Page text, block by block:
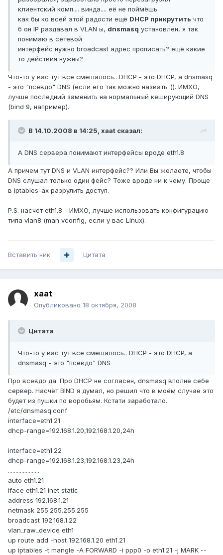
клиентский комп.... винда.... её не поймёшь
как бы ко всей этой радости ещё DHCP прикрутить что
б он IP раздавал в VLAN ы, dnsmasq установлен, я так
понимаю в сетевой
интерфейс нужно broadcast адрес прописать? ещё какие
то действия нужны?
Что-то у вас тут все смешалось.. DHCP - это DHCP, а dnsmasq
- это "псевдо" DNS (если его так можно назвать :)). ИМХО,
лучше последний заменить на нормальный кеширующий DNS
(bind 9, например).
В 14.10.2008 в 14:25, xaat сказал:
А DNS сервера понимают интерфейсы вроде eth1.8
А причем тут DNS и VLAN интерфейс?? Или Вы желаете, чтобы
DNS слушал только один фейс? Тоже вроде ни к чему. Проще
в iptables-ах разрулить доступ.
P.S. насчет eth1.8 - ИМХО, лучше использовать конфигурацию
типа vlan8 (man vconfig, если у вас Linux).
Вставить ник Цитата
xaat
Опубликовано 18 октября, 2008
Цитата
Что-то у вас тут все смешалось.. DHCP - это DHCP, а
dnsmasq - это "псевдо" DNS
Про всевдо да. Про DHCP не согласен, dnsmasq вполне себе
сервер. Насчёт BIND я думал, но решил что в моём случае это
будет из пушки по воробьям. Кстати заработало.
/etc/dnsmasq.conf
interface=eth1.21
dhcp-range=192.168.1.20,192.168.1.20,24h
interface=eth1.22
dhcp-range=192.168.1.23,192.168.1.23,24h
.....................
auto eth1.21
iface eth1.21 inet static
address 192.168.1.21
netmask 255.255.255.255
broadcast 192.168.1.22
vlan_raw_device eth1
up route add -host 192.168.1.20 eth1.21
up iptables -t mangle -A FORWARD -i ppp0 -o eth1.21 -j MARK --